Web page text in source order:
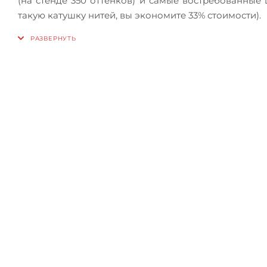
такую катушку нитей, вы экономите 33% стоимости).